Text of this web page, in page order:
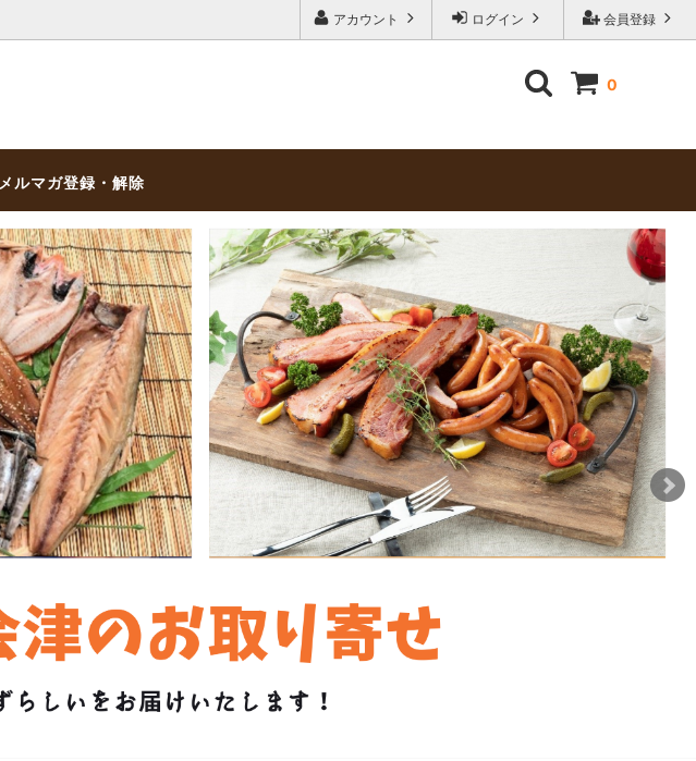
会員登録
ログイン
アカウント
0
メルマガ登録・解除